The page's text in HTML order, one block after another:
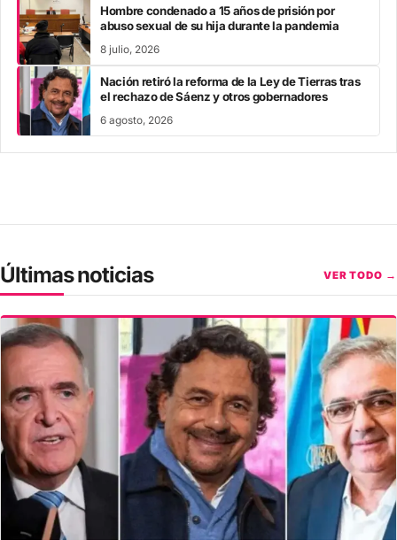
Hombre condenado a 15 años de prisión por
abuso sexual de su hija durante la pandemia
8 julio, 2026
Nación retiró la reforma de la Ley de Tierras tras
el rechazo de Sáenz y otros gobernadores
6 agosto, 2026
Últimas noticias VER TODO →